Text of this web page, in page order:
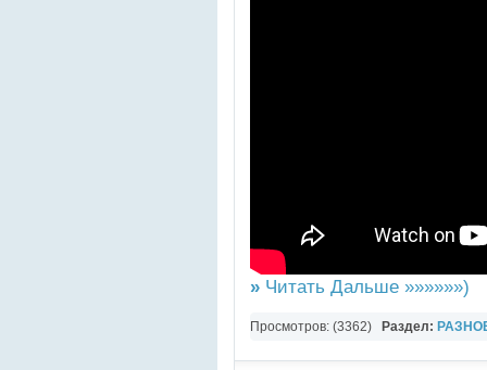
» Читать Дальше »»»»»»)
Просмотров: (3362) Раздел: